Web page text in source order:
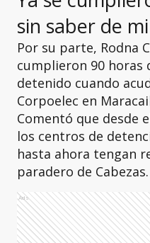
sin saber de
Por su parte, Rodna
cumplieron 90 horas
detenido cuando
Corpoelec en
Comentó que desde
los centros de
hasta ahora tengan
paradero de Cabezas.
Ads